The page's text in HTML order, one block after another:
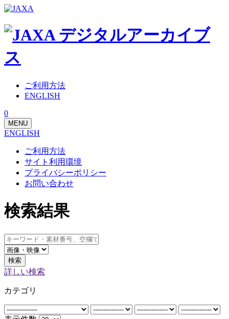
ご利用方法
ENGLISH
0
MENU
ENGLISH
ご利用方法
サイト利用環境
プライバシーポリシー
お問い合わせ
検索結果
検索
詳しい検索
カテゴリ